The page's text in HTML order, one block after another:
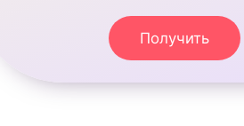
Получить